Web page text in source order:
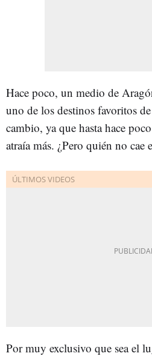
Hace poco, un medio de
uno de los destinos favoritos
cambio, ya que hasta hace
atraía más. ¿Pero quién no cae
Por muy exclusivo que sea el